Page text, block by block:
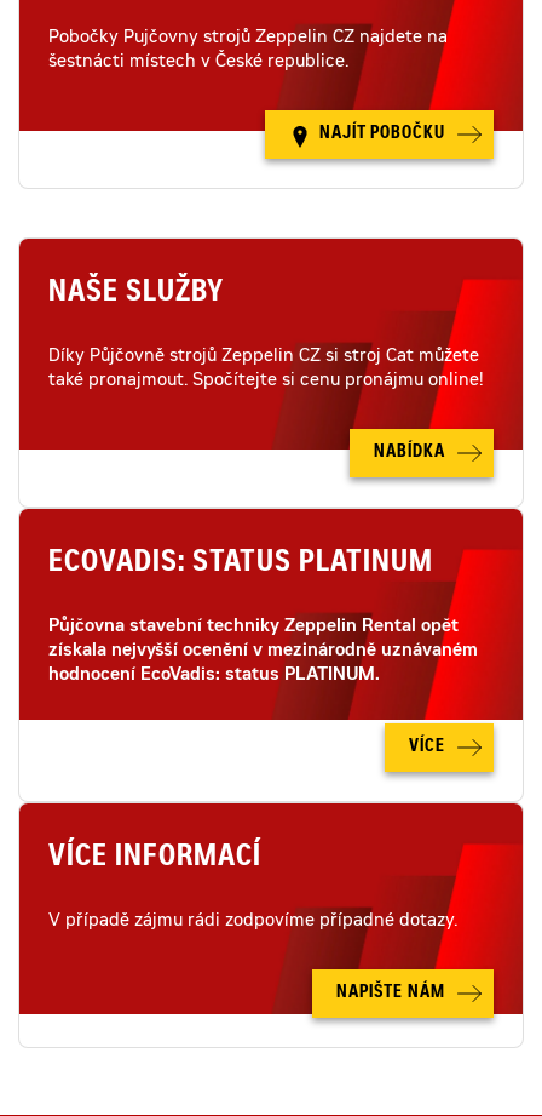
Pobočky Pujčovny strojů Zeppelin CZ najdete na
šestnácti místech v České republice.
NAJÍT POBOČKU
NAŠE SLUŽBY
Díky Půjčovně strojů Zeppelin CZ si stroj Cat můžete
také pronajmout. Spočítejte si cenu pronájmu online!
NABÍDKA
ECOVADIS: STATUS PLATINUM
Půjčovna stavební techniky Zeppelin Rental opět
získala nejvyšší ocenění v mezinárodně uznávaném
hodnocení EcoVadis: status PLATINUM.
VÍCE
VÍCE INFORMACÍ
V případě zájmu rádi zodpovíme případné dotazy.
NAPIŠTE NÁM